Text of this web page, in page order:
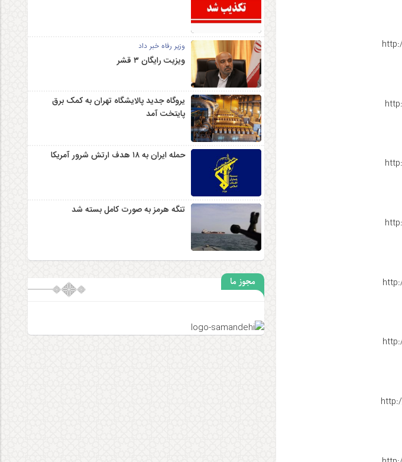
وزیر رفاه خبر داد
ویزیت رایگان ۳ قشر
یروگاه جدید پالایشگاه تهران به کمک برق
پایتخت آمد
حمله ایران به ۱۸ هدف ارتش شرور آمریکا
تنگه هرمز به صورت کامل بسته شد
مجوز ما